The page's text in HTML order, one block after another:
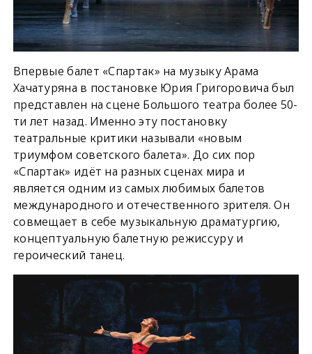
Впервые балет «Спартак» на музыку Арама
Хачатуряна в постановке Юрия Григоровича был
представлен на сцене Большого театра более 50-
ти лет назад. Именно эту постановку
театральные критики называли «новым
триумфом советского балета». До сих пор
«Спартак» идёт на разных сценах мира и
является одним из самых любимых балетов
международного и отечественного зрителя. Он
совмещает в себе музыкальную драматургию,
концептуальную балетную режиссуру и
героический танец.